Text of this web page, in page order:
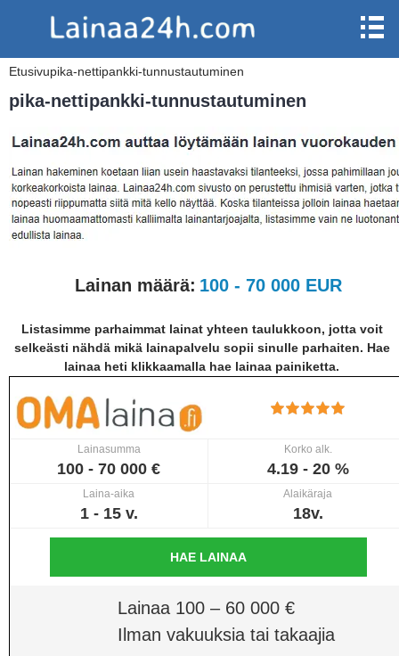
Etusivupika-nettipankki-tunnustautuminen
pika-nettipankki-tunnustautuminen
Lainan määrä: 100 - 70 000 EUR
Listasimme parhaimmat lainat yhteen taulukkoon, jotta voit
selkeästi nähdä mikä lainapalvelu sopii sinulle parhaiten. Hae
lainaa heti klikkaamalla hae lainaa painiketta.
Lainasumma
100 - 70 000 €
Korko alk.
4.19 - 20 %
Laina-aika
1 - 15 v.
Alaikäraja
18v.
HAE LAINAA
Lainaa 100 – 60 000 €
Ilman vakuuksia tai takaajia